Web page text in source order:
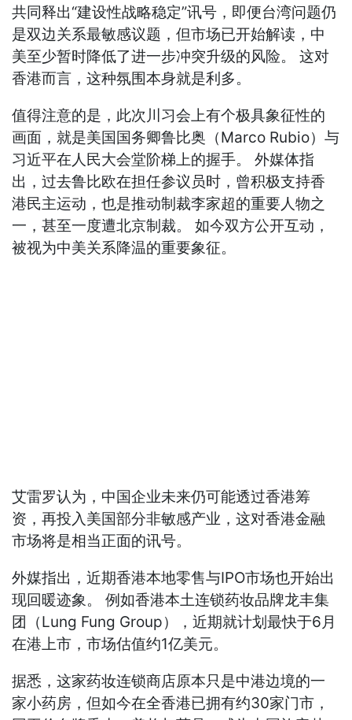
共同释出“建设性战略稳定”讯号，即便台湾问题仍
是双边关系最敏感议题，但市场已开始解读，中
美至少暂时降低了进一步冲突升级的风险。 这对
香港而言，这种氛围本身就是利多。
值得注意的是，此次川习会上有个极具象征性的
画面，就是美国国务卿鲁比奥（Marco Rubio）与
习近平在人民大会堂阶梯上的握手。 外媒体指
出，过去鲁比欧在担任参议员时，曾积极支持香
港民主运动，也是推动制裁李家超的重要人物之
一，甚至一度遭北京制裁。 如今双方公开互动，
被视为中美关系降温的重要象征。
艾雷罗认为，中国企业未来仍可能透过香港筹
资，再投入美国部分非敏感产业，这对香港金融
市场将是相当正面的讯号。
外媒指出，近期香港本地零售与IPO市场也开始出
现回暖迹象。 例如香港本土连锁药妆品牌龙丰集
团（Lung Fung Group），近期就计划最快于6月
在港上市，市场估值约1亿美元。
据悉，这家药妆连锁商店原本只是中港边境的一
家小药房，但如今在全香港已拥有约30家门市，